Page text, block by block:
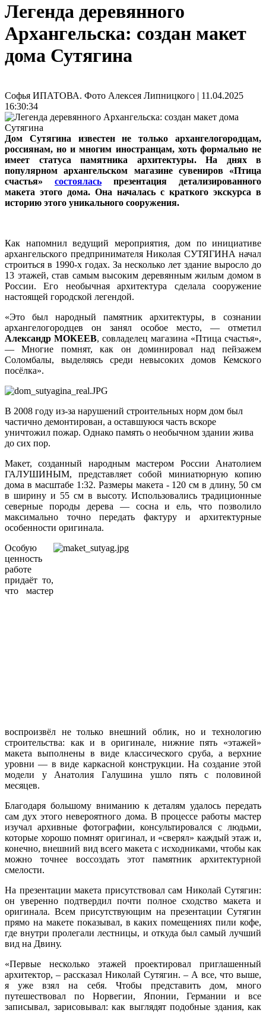
Легенда деревянного
Архангельска: создан макет
дома Сутягина
Софья ИПАТОВА. Фото Алексея Липницкого | 11.04.2025
16:30:34
Дом Сутягина известен не только архангелогородцам,
россиянам, но и многим иностранцам, хоть формально не
имеет статуса памятника архитектуры. На днях в
популярном архангельском магазине сувениров «Птица
счастья» состоялась презентация детализированного
макета этого дома. Она началась с краткого экскурса в
историю этого уникального сооружения.
Как напомнил ведущий мероприятия, дом по инициативе
архангельского предпринимателя Николая СУТЯГИНА начал
строиться в 1990-х годах. За несколько лет здание выросло до
13 этажей, став самым высоким деревянным жилым домом в
России. Его необычная архитектура сделала сооружение
настоящей городской легендой.
«Это был народный памятник архитектуры, в сознании
архангелогородцев он занял особое место, — отметил
Александр МОКЕЕВ, совладелец магазина «Птица счастья»,
— Многие помнят, как он доминировал над пейзажем
Соломбалы, выделяясь среди невысоких домов Кемского
посёлка».
В 2008 году из-за нарушений строительных норм дом был
частично демонтирован, а оставшуюся часть вскоре
уничтожил пожар. Однако память о необычном здании жива
до сих пор.
Макет, созданный народным мастером России Анатолием
ГАЛУШИНЫМ, представляет собой миниатюрную копию
дома в масштабе 1:32. Размеры макета - 120 см в длину, 50 см
в ширину и 55 см в высоту. Использовались традиционные
северные породы дерева — сосна и ель, что позволило
максимально точно передать фактуру и архитектурные
особенности оригинала.
Особую
ценность
работе
придаёт то,
что мастер
воспроизвёл не только внешний облик, но и технологию
строительства: как и в оригинале, нижние пять «этажей»
макета выполнены в виде классического сруба, а верхние
уровни — в виде каркасной конструкции. На создание этой
модели у Анатолия Галушина ушло пять с половиной
месяцев.
Благодаря большому вниманию к деталям удалось передать
сам дух этого невероятного дома. В процессе работы мастер
изучал архивные фотографии, консультировался с людьми,
которые хорошо помнят оригинал, и «сверял» каждый этаж и,
конечно, внешний вид всего макета с исходниками, чтобы как
можно точнее воссоздать этот памятник архитектурной
смелости.
На презентации макета присутствовал сам Николай Сутягин:
он уверенно подтвердил почти полное сходство макета и
оригинала. Всем присутствующим на презентации Сутягин
прямо на макете показывал, в каких помещениях пили кофе,
где внутри пролегали лестницы, и откуда был самый лучший
вид на Двину.
«Первые несколько этажей проектировал приглашенный
архитектор, – рассказал Николай Сутягин. – А все, что выше,
я уже взял на себя. Чтобы представить дом, много
путешествовал по Норвегии, Японии, Германии и все
записывал, зарисовывал: как выглядят подобные здания, как